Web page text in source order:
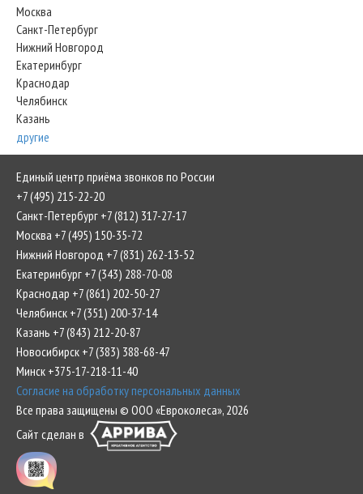
Москва
Санкт-Петербург
Нижний Новгород
Екатеринбург
Краснодар
Челябинск
Казань
другие
Единый центр приёма звонков по России
+7 (495) 215-22-20
Санкт-Петербург +7 (812) 317-27-17
Москва +7 (495) 150-35-72
Нижний Новгород +7 (831) 262-13-52
Екатеринбург +7 (343) 288-70-08
Краснодар +7 (861) 202-50-27
Челябинск +7 (351) 200-37-14
Казань +7 (843) 212-20-87
Новосибирск +7 (383) 388-68-47
Минск +375-17-218-11-40
Согласие на обработку персональных данных
Все права защищены © ООО «Евроколеса», 2026
Сайт сделан в